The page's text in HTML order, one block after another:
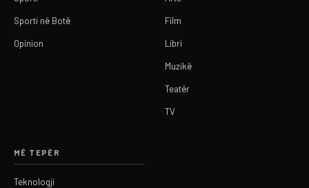
Sporti në Botë
Opinion
Film
Libri
Muzikë
Teatër
TV
MË TEPËR
Teknologji